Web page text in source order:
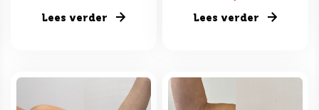
Lees verder Lees verder